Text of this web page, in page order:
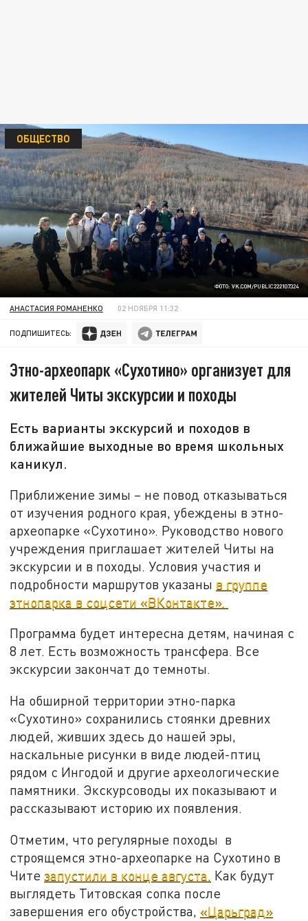
ФОТО: VK.COM/PUBLIC222107324
ОБЩЕСТВО
АНАСТАСИЯ РОМАНЕНКО 02 НОЯБРЯ 11:32
ПОДПИШИТЕСЬ:
Этно-археопарк «Сухотино» организует для
жителей Читы экскурсии и походы
Есть варианты экскурсий и походов в
ближайшие выходные во время школьных
каникул.
Приближение зимы – не повод отказываться
от изучения родного края, убеждены в этно-
археопарке «Сухотино». Руководство нового
учреждения приглашает жителей Читы на
экскурсии и в походы. Условия участия и
подробности маршрутов указаны в группе
этнопарка в соцсети «ВКонтакте».
Программа будет интересна детям, начиная с
8 лет. Есть возможность трансфера. Все
экскурсии закончат до темноты.
На обширной территории этно-парка
«Сухотино» сохранились стоянки древних
людей, живших здесь до нашей эры,
наскальные рисунки в виде людей-птиц
рядом с Ингодой и другие археологические
памятники. Экскурсоводы их показывают и
рассказывают историю их появления.
Отметим, что регулярные походы в
строящемся этно-археопарке на Сухотино в
Читезапустили в конце августа. Как будут
выглядеть Титовская сопка после
завершения его обустройства, «Царьград»